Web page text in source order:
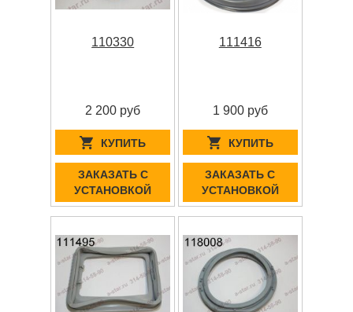
110330
2 200 руб
КУПИТЬ
ЗАКАЗАТЬ С
УСТАНОВКОЙ
111416
1 900 руб
КУПИТЬ
ЗАКАЗАТЬ С
УСТАНОВКОЙ